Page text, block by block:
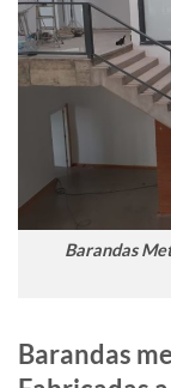
Barandas
Barandas